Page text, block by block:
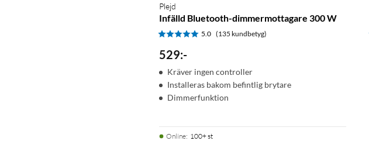
Plejd
Infälld Bluetooth-dimmermottagare 300 W
5.0 (135 kundbetyg)
529:-
Kräver ingen controller
Installeras bakom befintlig brytare
Dimmerfunktion
Online: 100+ st